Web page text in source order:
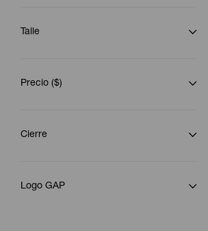
Talle
Precio ($)
Cierre
Logo GAP